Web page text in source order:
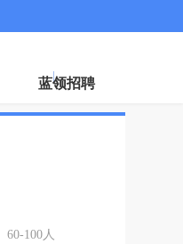
登录|注册
蓝领招聘
60-100人